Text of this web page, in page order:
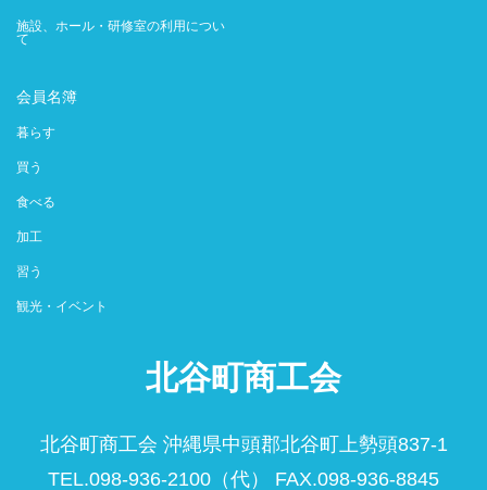
施設、ホール・研修室の利用につい
て
会員名簿
暮らす
買う
食べる
加工
習う
観光・イベント
北谷町商工会
北谷町商工会 沖縄県中頭郡北谷町上勢頭837-1
TEL.098-936-2100（代） FAX.098-936-8845